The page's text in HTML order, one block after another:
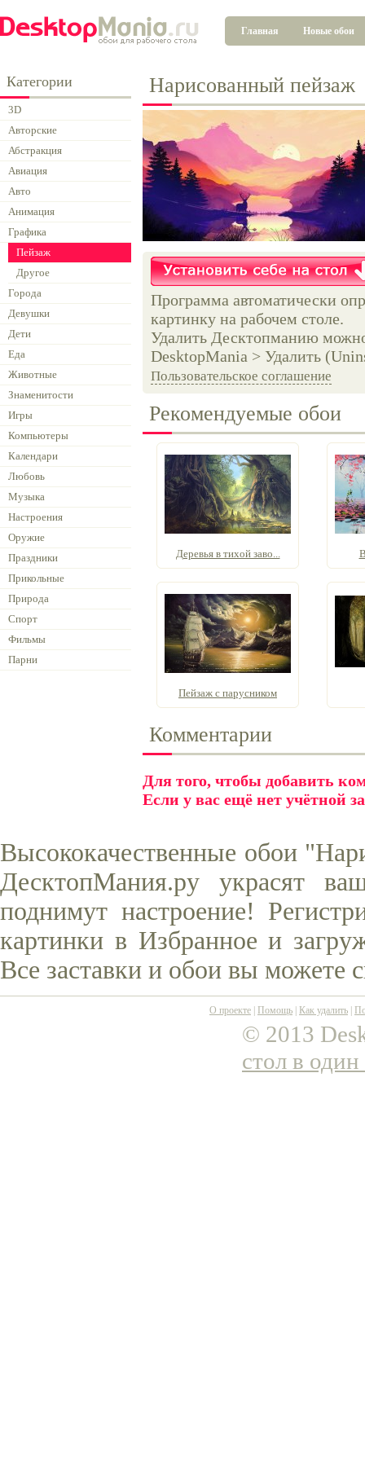
Главная Новые обои
Категории
3D
Авторские
Абстракция
Авиация
Авто
Анимация
Графика
Пейзаж
Другое
Города
Девушки
Дети
Еда
Животные
Знаменитости
Игры
Компьютеры
Календари
Любовь
Музыка
Настроения
Оружие
Праздники
Прикольные
Природа
Спорт
Фильмы
Парни
Нарисованный пейзаж
Программа автоматически
картинку на рабочем столе.
Удалить Десктопманию
DesktopMania > Удалить
Пользовательское соглашение
Рекомендуемые обои
Деревья в тихой заво...
Пейзаж с парусником
Комментарии
Для того, чтобы добавить
Если у вас ещё нет учётной
Высококачественные обои
ДесктопМания.ру украсят
поднимут настроение!
картинки в Избранное и
Все заставки и обои вы можете
О проекте Помощь Как удалить
© 2013
стол в